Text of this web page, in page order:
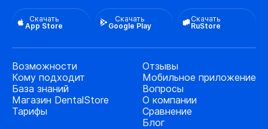
Скачать
App Store
Скачать
Google Play
Скачать
RuStore
Возможности
Кому подходит
База знаний
Магазин DentalStore
Тарифы
Отзывы
Мобильное приложение
Вопросы
О компании
Сравнение
Блог